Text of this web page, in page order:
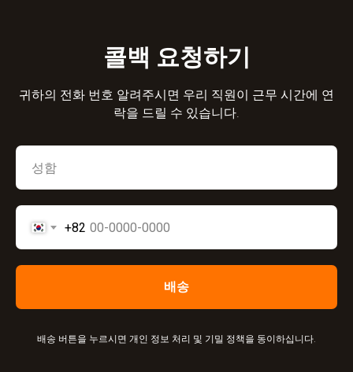
콜백 요청하기
귀하의 전화 번호 알려주시면 우리 직원이 근무 시간에 연
락을 드릴 수 있습니다.
+82
배송
배송 버튼을 누르시면 개인 정보 처리 및 기밀 정책을 동이하십니다.